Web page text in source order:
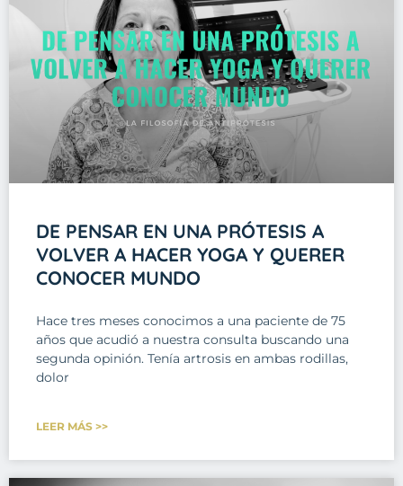
DE PENSAR EN UNA PRÓTESIS A
VOLVER A HACER YOGA Y QUERER
CONOCER MUNDO
Hace tres meses conocimos a una paciente de 75
años que acudió a nuestra consulta buscando una
segunda opinión. Tenía artrosis en ambas rodillas,
dolor
LEER MÁS >>